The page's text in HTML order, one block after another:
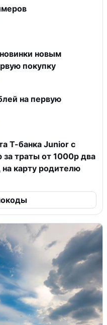
новым
покупку
на первую
Т-банка Junior с
траты от 1000р два
карту родителю